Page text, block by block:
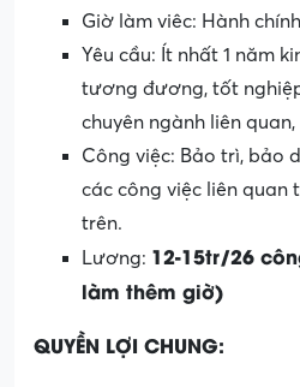
Giờ làm viêc: Hành
Yêu cầu: Ít nhất 1 năm
tương đương, tốt
chuyên ngành liên
Công việc: Bảo trì, bảo
các công việc liên quan
trên.
Lương: 12-15tr/26
làm thêm giờ)
QUYỀN LỢI CHUNG: